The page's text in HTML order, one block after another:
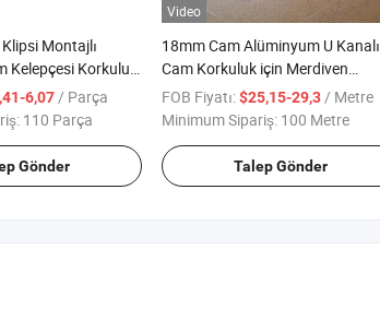
Montajlı
Kelepçesi Korkuluk
6,07 / Parça
110 Parça
Gönder
Video
18mm Cam Alüminyum U Kanalı
Cam Korkuluk için Merdiven
Dekorasyonu
FOB Fiyatı:$25,15-29,3 / Metre
Minimum Sipariş: 100 Metre
Talep Gönder